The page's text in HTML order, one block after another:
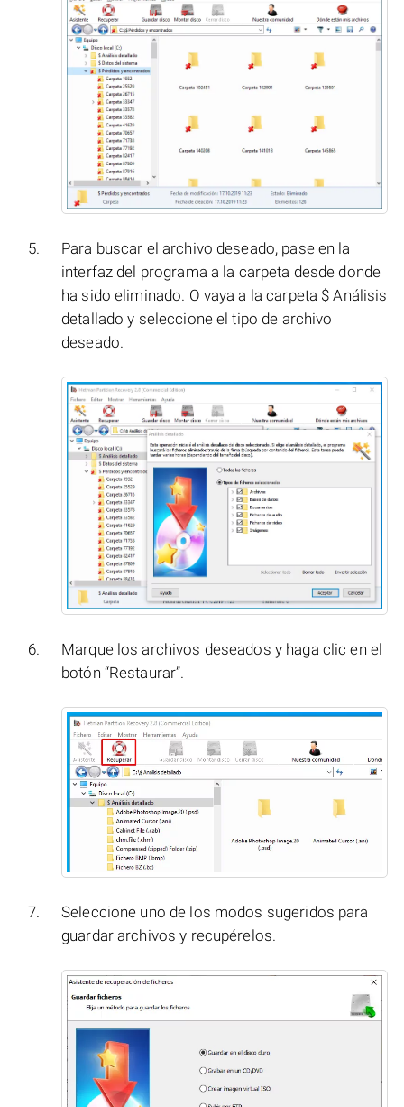
Para buscar el archivo deseado, pase en la
interfaz del programa a la carpeta desde donde
ha sido eliminado. O vaya a la carpeta $ Análisis
detallado y seleccione el tipo de archivo
deseado.
Marque los archivos deseados y haga clic en el
botón “Restaurar”.
Seleccione uno de los modos sugeridos para
guardar archivos y recupérelos.